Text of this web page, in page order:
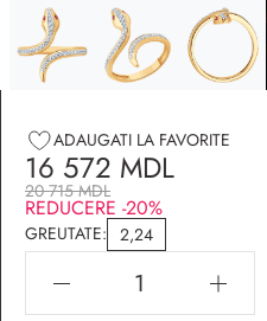
ADAUGATI LA FAVORITE
16 572 MDL
20 715 MDL
REDUCERE -20%
GREUTATE: 2,24